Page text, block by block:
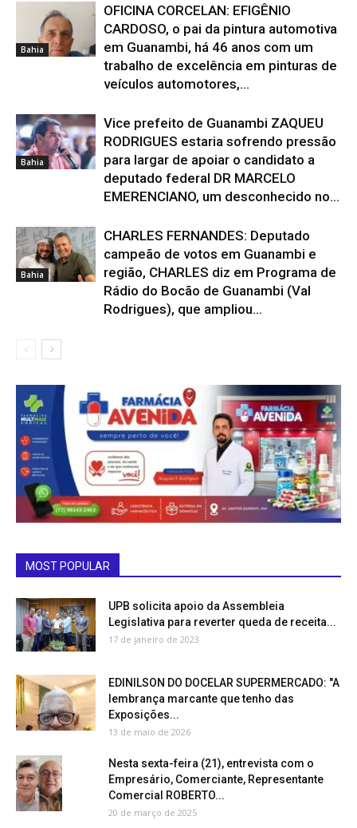
Bahia
OFICINA CORCELAN: EFIGÊNIO
CARDOSO, o pai da pintura automotiva
em Guanambi, há 46 anos com um
trabalho de excelência em pinturas de
veículos automotores,...
Bahia
Vice prefeito de Guanambi ZAQUEU
RODRIGUES estaria sofrendo pressão
para largar de apoiar o candidato a
deputado federal DR MARCELO
EMERENCIANO, um desconhecido no...
Bahia
CHARLES FERNANDES: Deputado
campeão de votos em Guanambi e
região, CHARLES diz em Programa de
Rádio do Bocão de Guanambi (Val
Rodrigues), que ampliou...
MOST POPULAR
UPB solicita apoio da Assembleia
Legislativa para reverter queda de receita...
17 de janeiro de 2023
EDINILSON DO DOCELAR SUPERMERCADO: "A
lembrança marcante que tenho das
Exposições...
13 de maio de 2026
Nesta sexta-feira (21), entrevista com o
Empresário, Comerciante, Representante
Comercial ROBERTO...
20 de março de 2025